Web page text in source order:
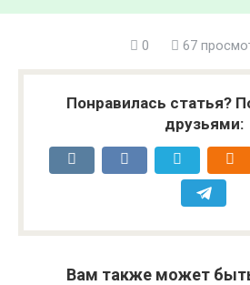
0 67
Понравилась статья?
друзьями:
Вам также может